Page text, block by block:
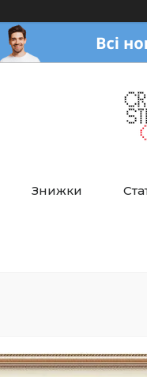
Знижки